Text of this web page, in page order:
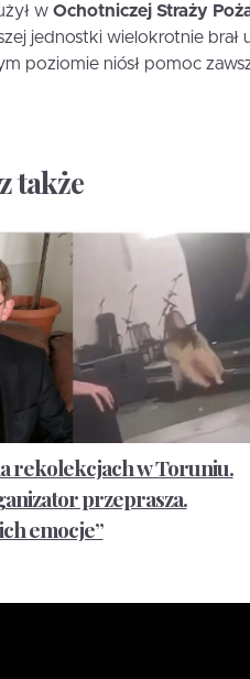
w Ochotniczej Straży
jednostki wielokrotnie brał
poziomie niósł pomoc
także
rekolekcjach w Toruniu.
przeprasza.
emocje”